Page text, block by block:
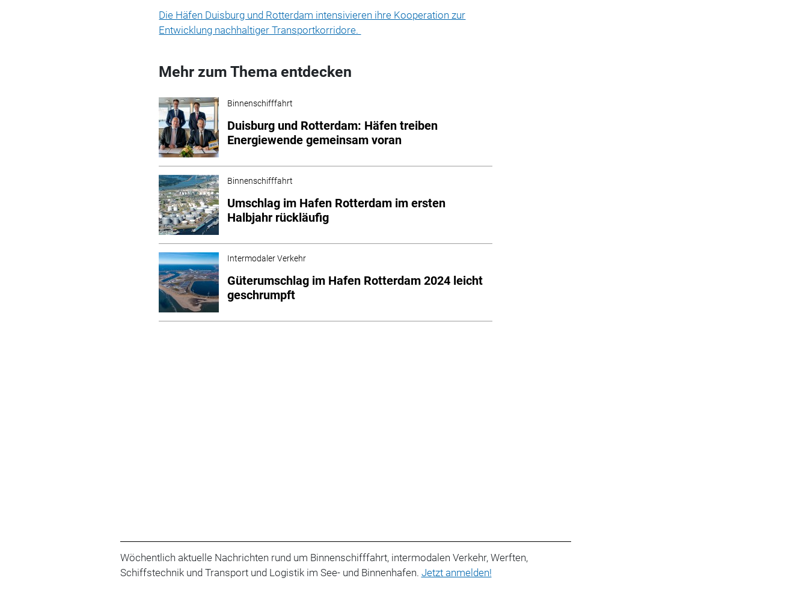
Die Häfen Duisburg und Rotterdam intensivieren ihre Kooperation zur
Entwicklung nachhaltiger Transportkorridore.
Mehr zum Thema entdecken
Binnenschifffahrt
Duisburg und Rotterdam: Häfen treiben
Energiewende gemeinsam voran
Binnenschifffahrt
Umschlag im Hafen Rotterdam im ersten
Halbjahr rückläufig
Intermodaler Verkehr
Güterumschlag im Hafen Rotterdam 2024 leicht
geschrumpft
Wöchentlich aktuelle Nachrichten rund um Binnenschifffahrt, intermodalen Verkehr, Werften,
Schiffstechnik und Transport und Logistik im See- und Binnenhafen. Jetzt anmelden!